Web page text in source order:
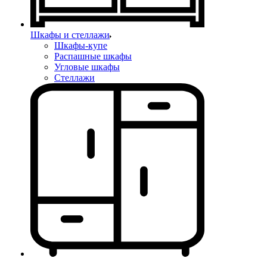
Шкафы и стеллажи
Шкафы-купе
Распашные шкафы
Угловые шкафы
Стеллажи